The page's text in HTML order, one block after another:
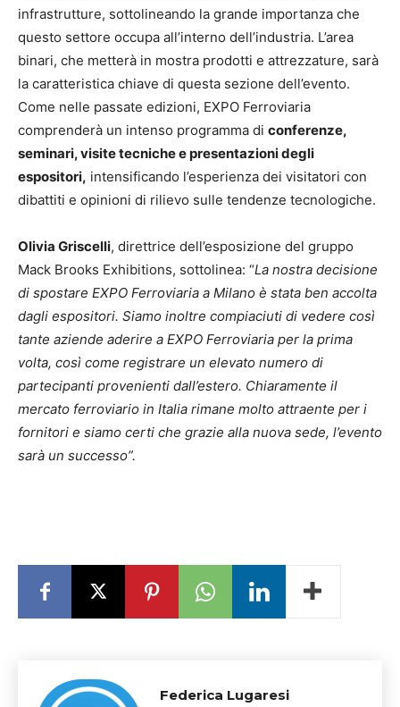
infrastrutture, sottolineando la grande importanza che
questo settore occupa all’interno dell’industria. L’area
binari, che metterà in mostra prodotti e attrezzature, sarà
la caratteristica chiave di questa sezione dell’evento.
Come nelle passate edizioni, EXPO Ferroviaria
comprenderà un intenso programma di conferenze,
seminari, visite tecniche e presentazioni degli
espositori, intensificando l’esperienza dei visitatori con
dibattiti e opinioni di rilievo sulle tendenze tecnologiche.
Olivia Griscelli, direttrice dell’esposizione del gruppo
Mack Brooks Exhibitions, sottolinea: “La nostra decisione
di spostare EXPO Ferroviaria a Milano è stata ben accolta
dagli espositori. Siamo inoltre compiaciuti di vedere così
tante aziende aderire a EXPO Ferroviaria per la prima
volta, così come registrare un elevato numero di
partecipanti provenienti dall’estero. Chiaramente il
mercato ferroviario in Italia rimane molto attraente per i
fornitori e siamo certi che grazie alla nuova sede, l’evento
sarà un successo”.
Federica Lugaresi